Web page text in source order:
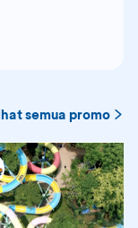
semua promo